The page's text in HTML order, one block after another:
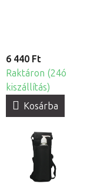
6 440 Ft
Raktáron (24ó
kiszállítás)
Kosárba